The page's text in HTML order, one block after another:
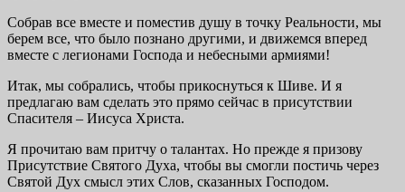
Собрав все вместе и поместив душу в точку Реальности, мы
берем все, что было познано другими, и движемся вперед
вместе с легионами Господа и небесными армиями!
Итак, мы собрались, чтобы прикоснуться к Шиве. И я
предлагаю вам сделать это прямо сейчас в присутствии
Спасителя – Иисуса Христа.
Я прочитаю вам притчу о талантах. Но прежде я призову
Присутствие Святого Духа, чтобы вы смогли постичь через
Святой Дух смысл этих Слов, сказанных Господом.